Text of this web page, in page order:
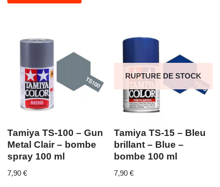
Tamiya TS-100 – Gun
Metal Clair – bombe
spray 100 ml
7,90 €
RUPTURE DE STOCK
Tamiya TS-15 – Bleu
brillant – Blue –
bombe 100 ml
7,90€